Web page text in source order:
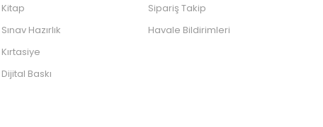
Kitap
Sınav Hazırlık
Kırtasiye
Dijital Baskı
Sipariş Takip
Havale Bildirimleri